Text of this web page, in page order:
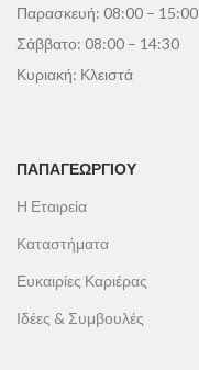
Παρασκευή: 08:00 – 15:00
Σάββατο: 08:00 – 14:30
Κυριακή: Κλειστά
ΠΑΠΑΓΕΩΡΓΊΟΥ
Η Εταιρεία
Καταστήματα
Ευκαιρίες Καριέρας
Ιδέες & Συμβουλές